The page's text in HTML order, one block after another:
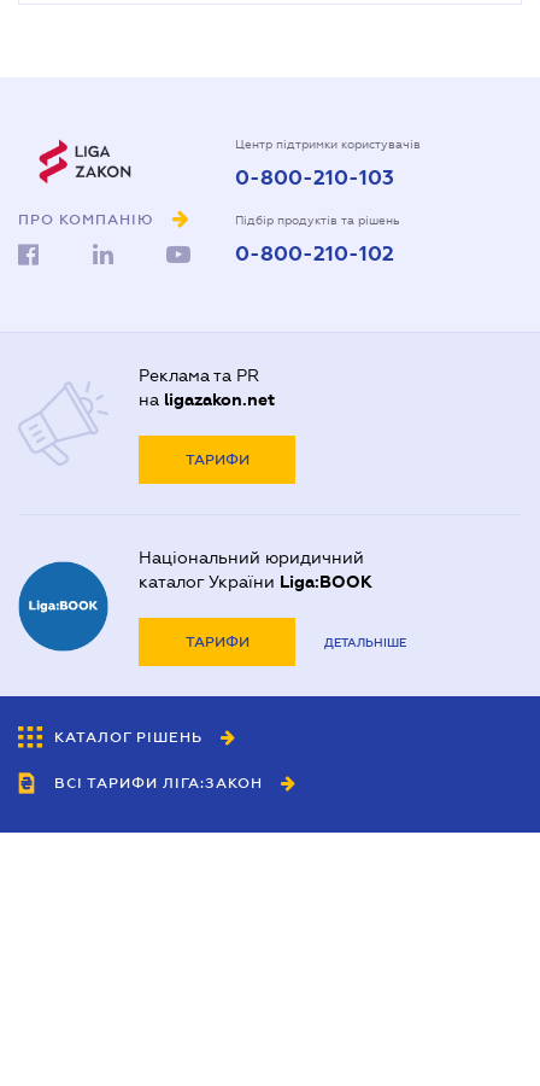
ПРО КОМПАНІЮ
Центр підтримки користувачів
0-800-210-103
Підбір продуктів та рішень
0-800-210-102
Реклама та PR
на ligazakon.net
ТАРИФИ
Національний юридичний
каталог України Liga:BOOK
ТАРИФИ ДЕТАЛЬНІШЕ
КАТАЛОГ РІШЕНЬ
ВСІ ТАРИФИ ЛІГА:ЗАКОН